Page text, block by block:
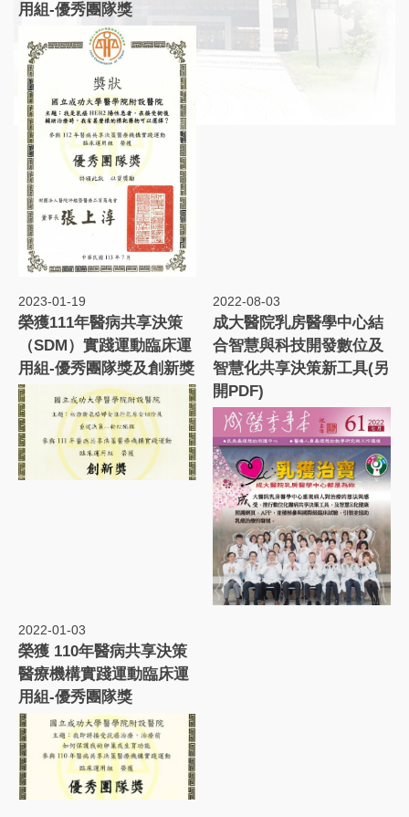
用組-優秀團隊獎
2023-01-19
榮獲111年醫病共享決策
（SDM）實踐運動臨床運
用組-優秀團隊獎及創新獎
2022-08-03
成大醫院乳房醫學中心結
合智慧與科技開發數位及
智慧化共享決策新工具(另
開PDF)
2022-01-03
榮獲 110年醫病共享決策
醫療機構實踐運動臨床運
用組-優秀團隊獎